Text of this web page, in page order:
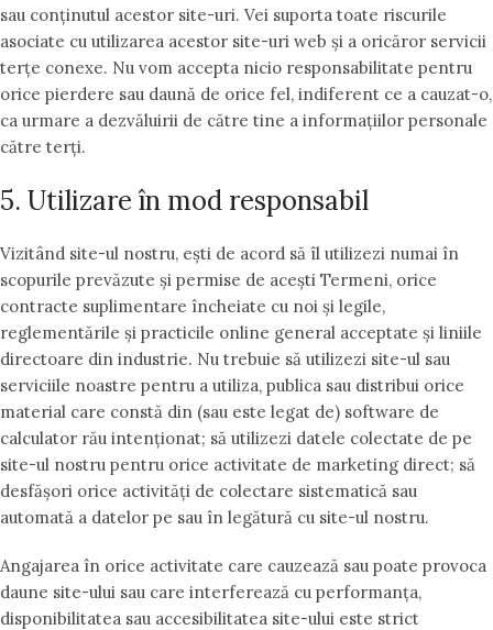
sau conținutul acestor site-uri. Vei suporta toate riscurile
asociate cu utilizarea acestor site-uri web și a oricăror servicii
terțe conexe. Nu vom accepta nicio responsabilitate pentru
orice pierdere sau daună de orice fel, indiferent ce a cauzat-o,
ca urmare a dezvăluirii de către tine a informațiilor personale
către terți.
5. Utilizare în mod responsabil
Vizitând site-ul nostru, ești de acord să îl utilizezi numai în
scopurile prevăzute și permise de acești Termeni, orice
contracte suplimentare încheiate cu noi și legile,
reglementările și practicile online general acceptate și liniile
directoare din industrie. Nu trebuie să utilizezi site-ul sau
serviciile noastre pentru a utiliza, publica sau distribui orice
material care constă din (sau este legat de) software de
calculator rău intenționat; să utilizezi datele colectate de pe
site-ul nostru pentru orice activitate de marketing direct; să
desfășori orice activități de colectare sistematică sau
automată a datelor pe sau în legătură cu site-ul nostru.
Angajarea în orice activitate care cauzează sau poate provoca
daune site-ului sau care interferează cu performanța,
disponibilitatea sau accesibilitatea site-ului este strict